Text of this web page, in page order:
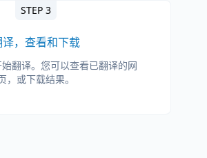
STEP 3
译，查看和下载
翻译。您可以查看已翻译的网
，或下载结果。